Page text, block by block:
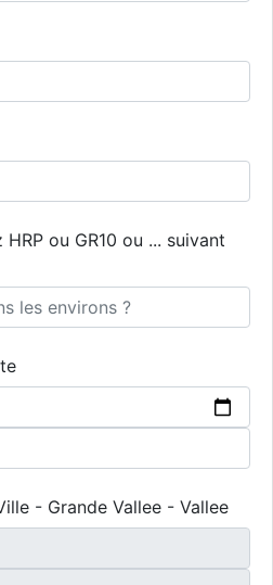
ou GR10 ou ... suivant
- Grande Vallee - Vallee